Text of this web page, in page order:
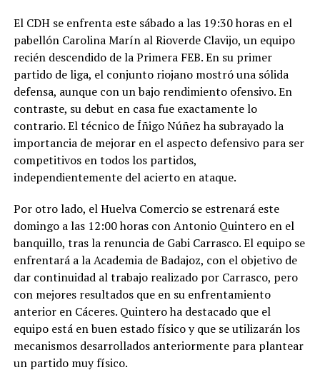
El CDH se enfrenta este sábado a las 19:30 horas en el
pabellón Carolina Marín al Rioverde Clavijo, un equipo
recién descendido de la Primera FEB. En su primer
partido de liga, el conjunto riojano mostró una sólida
defensa, aunque con un bajo rendimiento ofensivo. En
contraste, su debut en casa fue exactamente lo
contrario. El técnico de Íñigo Núñez ha subrayado la
importancia de mejorar en el aspecto defensivo para ser
competitivos en todos los partidos,
independientemente del acierto en ataque.
Por otro lado, el Huelva Comercio se estrenará este
domingo a las 12:00 horas con Antonio Quintero en el
banquillo, tras la renuncia de Gabi Carrasco. El equipo se
enfrentará a la Academia de Badajoz, con el objetivo de
dar continuidad al trabajo realizado por Carrasco, pero
con mejores resultados que en su enfrentamiento
anterior en Cáceres. Quintero ha destacado que el
equipo está en buen estado físico y que se utilizarán los
mecanismos desarrollados anteriormente para plantear
un partido muy físico.